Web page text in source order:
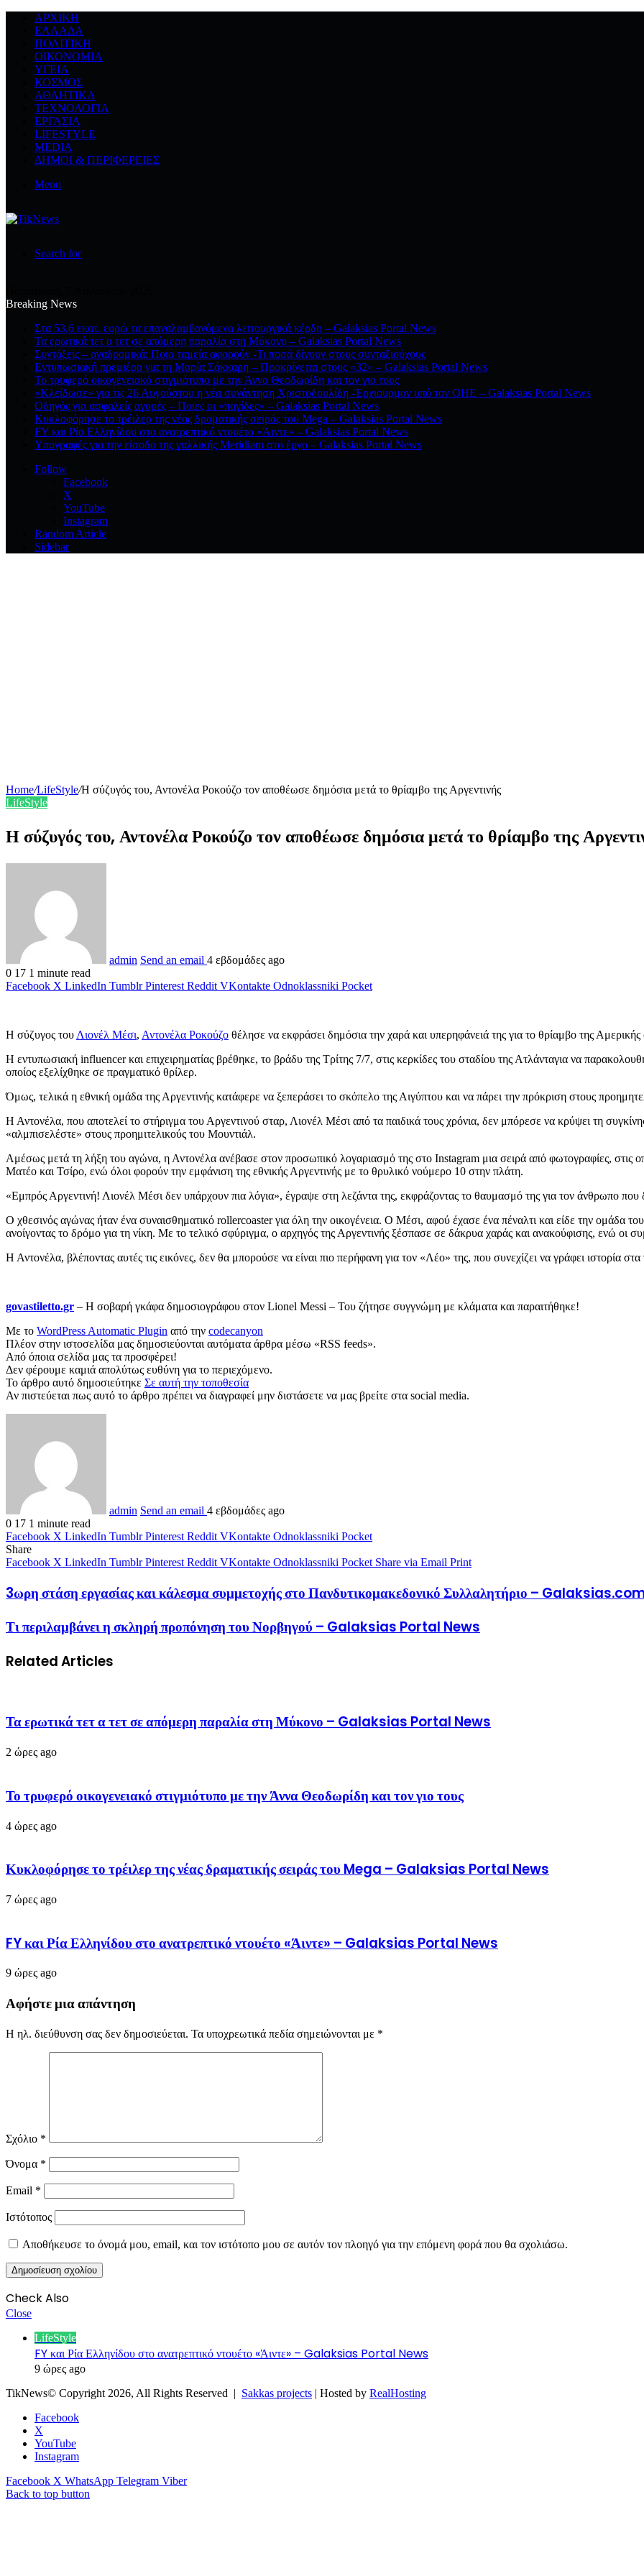
ΑΡΧΙΚΉ
ΕΛΛΆΔΑ
ΠΟΛΙΤΙΚΉ
ΟΙΚΟΝΟΜΊΑ
ΥΓΕΊΑ
ΚΌΣΜΟΣ
ΑΘΛΗΤΙΚΆ
ΤΕΧΝΟΛΟΓΙΆ
ΕΡΓΑΣΊΑ
LIFESTYLE
MEDIA
ΔΉΜΟΙ & ΠΕΡΙΦΈΡΕΙΕΣ
Menu
Search for
Breaking News
Στα 53,6 εκατ. ευρώ τα επαναλαμβανόμενα λειτουργικά κέρδη – Galaksias Portal News
Τα ερωτικά τετ α τετ σε απόμερη παραλία στη Μύκονο – Galaksias Portal News
Συντάξεις – αναδρομικά: Ποια ταμεία αφορούν -Τι ποσά δίνουν στους συνταξιούχους
Εντυπωσιακή πρεμιέρα για τη Μαρία Σάκκαρη – Προκρίνεται στους «32» – Galaksias Portal News
Το τρυφερό οικογενειακό στιγμιότυπο με την Άννα Θεοδωρίδη και τον γιο τους
«Κλείδωσε» για τις 26 Αυγούστου η νέα συνάντηση Χριστοδουλίδη -Έρχιουρμαν υπό τον ΟΗΕ – Galaksias Portal News
Οδηγός για ασφαλείς αγορές – Ποιες οι «παγίδες» – Galaksias Portal News
Κυκλοφόρησε το τρέιλερ της νέας δραματικής σειράς του Mega – Galaksias Portal News
FY και Ρία Ελληνίδου στο ανατρεπτικό ντουέτο «Άιντε» – Galaksias Portal News
Υπογραφές για την είσοδο της γαλλικής Meridiam στο έργο – Galaksias Portal News
Follow
Facebook
X
YouTube
Instagram
Random Article
Sidebar
Home/LifeStyle/Η σύζυγός του, Αντονέλα Ροκούζο τον αποθέωσε δημόσια μετά το θρίαμβο της Αργεντινής
LifeStyle
Η σύζυγός του, Αντονέλα Ροκούζο τον αποθέωσε δημόσια μετά το θρίαμβο της
admin Send an email 4 εβδομάδες ago
0 17 1 minute read
Facebook X LinkedIn Tumblr Pinterest Reddit VKontakte Odnoklassniki Pocket
Η σύζυγος του Λιονέλ Μέσι, Αντονέλα Ροκούζο θέλησε να εκφράσει δημόσια την χαρά και υπερηφάνειά της για το θρίαμβο της
Η εντυπωσιακή influencer και επιχειρηματίας βρέθηκε, το βράδυ της Τρίτης 7/7, στις κερκίδες του σταδίου της Ατλάνταγια να
οποίος εξελίχθηκε σε πραγματικό θρίλερ.
Όμως, τελικά η εθνική ομάδα της Αργεντινής κατάφερε να ξεπεράσει το σκόπελο της Αιγύπτου και να πάρει την πρόκριση στους
Η Αντονέλα, που αποτελεί το στήριγμα του Αργεντινού σταρ, Λιονέλ Μέσι από τα παιδικά τους χρόνια, δεν μπόρεσε να κρύψει τη
«αλμπισελέστε» στους προημιτελικούς του Μουντιάλ.
Αμέσως μετά τη λήξη του αγώνα, η Αντονέλα ανέβασε στον προσωπικό λογαριασμό της στο Instagram μια σειρά από φωτογραφίες, στις
Ματέο και Τσίρο, ενώ όλοι φορούν την εμφάνιση της εθνικής Αργεντινής με το θρυλικό νούμερο 10 στην πλάτη.
«Εμπρός Αργεντινή! Λιονέλ Μέσι δεν υπάρχουν πια λόγια», έγραψε στη λεζάντα της, εκφράζοντας το θαυμασμό της για τον άνθρωπο που
Ο χθεσινός αγώνας ήταν ένα συναισθηματικό rollercoaster για όλη την οικογένεια. Ο Μέσι, αφού έχασε ένα πέναλτι και είδε την ομάδα
ανοίγοντας το δρόμο για τη νίκη. Με το τελικό σφύριγμα, ο αρχηγός της Αργεντινής ξέσπασε σε δάκρυα χαράς και ανακούφισης, ενώ οι
Η Αντονέλα, βλέποντας αυτές τις εικόνες, δεν θα μπορούσε να είναι πιο περήφανη για τον «Λέο» της, που συνεχίζει να γράφει ιστορία
govastiletto.gr – Η σοβαρή γκάφα δημοσιογράφου στον Lionel Messi – Του ζήτησε συγγνώμη με κλάματα και παραιτήθηκε!
Με το WordPress Automatic Plugin από την codecanyon
Πλέον στην ιστοσελίδα μας δημοσιεύονται αυτόματα άρθρα μέσω «RSS feeds».
Από όποια σελίδα μας τα προσφέρει!
Δεν φέρουμε καμιά απολύτως ευθύνη για το περιεχόμενο.
Το άρθρο αυτό δημοσιεύτηκε Σε αυτή την τοποθεσία
Αν πιστεύεται πως αυτό το άρθρο πρέπει να διαγραφεί μην διστάσετε να μας βρείτε στα social media.
admin Send an email 4 εβδομάδες ago
0 17 1 minute read
Facebook X LinkedIn Tumblr Pinterest Reddit VKontakte Odnoklassniki Pocket
Share
Facebook X LinkedIn Tumblr Pinterest Reddit VKontakte Odnoklassniki Pocket Share via Email Print
3ωρη στάση εργασίας και κάλεσμα συμμετοχής στο Πανδυτικομακεδονικό Συλλαλητήριο –
Τι περιλαμβάνει η σκληρή προπόνηση του Νορβηγού – Galaksias Portal News
Related Articles
Τα ερωτικά τετ α τετ σε απόμερη παραλία στη Μύκονο – Galaksias Portal News
2 ώρες ago
Το τρυφερό οικογενειακό στιγμιότυπο με την Άννα Θεοδωρίδη και τον γιο τους
4 ώρες ago
Κυκλοφόρησε το τρέιλερ της νέας δραματικής σειράς του Mega – Galaksias Portal News
7 ώρες ago
FY και Ρία Ελληνίδου στο ανατρεπτικό ντουέτο «Άιντε» – Galaksias Portal News
9 ώρες ago
Αφήστε μια απάντηση
Η ηλ. διεύθυνση σας δεν δημοσιεύεται. Τα υποχρεωτικά πεδία σημειώνονται με *
Σχόλιο *
Όνομα *
Email *
Ιστότοπος
Αποθήκευσε το όνομά μου, email, και τον ιστότοπο μου σε αυτόν τον πλοηγό για την επόμενη φορά που θα σχολιάσω.
Check Also
Close
LifeStyle
FY και Ρία Ελληνίδου στο ανατρεπτικό ντουέτο «Άιντε» – Galaksias Portal News
9 ώρες ago
TikNews© Copyright 2026, All Rights Reserved | Sakkas projects | Hosted by RealHosting
Facebook
X
YouTube
Instagram
Facebook X WhatsApp Telegram Viber
Back to top button